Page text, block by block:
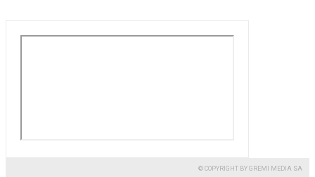
© COPYRIGHT BY GREMI MEDIA SA